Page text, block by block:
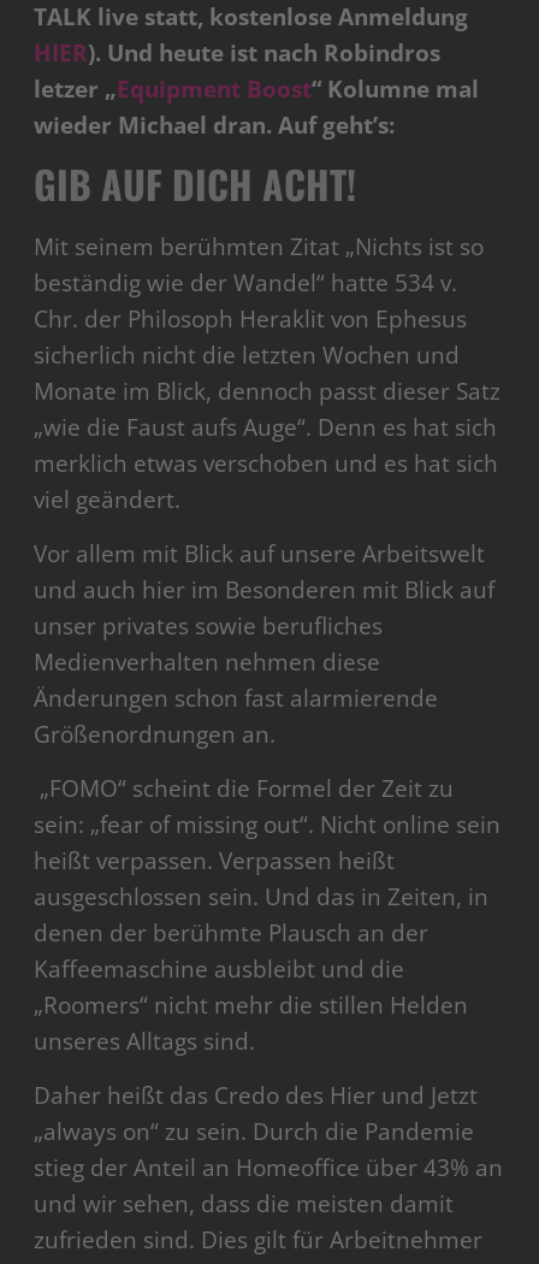
TALK live statt, kostenlose Anmeldung
HIER). Und heute ist nach Robindros
letzer „Equipment Boost“ Kolumne mal
wieder Michael dran. Auf geht’s:
GIB AUF DICH ACHT!
Mit seinem berühmten Zitat „Nichts ist so
beständig wie der Wandel“ hatte 534 v.
Chr. der Philosoph Heraklit von Ephesus
sicherlich nicht die letzten Wochen und
Monate im Blick, dennoch passt dieser Satz
„wie die Faust aufs Auge“. Denn es hat sich
merklich etwas verschoben und es hat sich
viel geändert.
Vor allem mit Blick auf unsere Arbeitswelt
und auch hier im Besonderen mit Blick auf
unser privates sowie berufliches
Medienverhalten nehmen diese
Änderungen schon fast alarmierende
Größenordnungen an.
„FOMO“ scheint die Formel der Zeit zu
sein: „fear of missing out“. Nicht online sein
heißt verpassen. Verpassen heißt
ausgeschlossen sein. Und das in Zeiten, in
denen der berühmte Plausch an der
Kaffeemaschine ausbleibt und die
„Roomers“ nicht mehr die stillen Helden
unseres Alltags sind.
Daher heißt das Credo des Hier und Jetzt
„always on“ zu sein. Durch die Pandemie
stieg der Anteil an Homeoffice über 43% an
und wir sehen, dass die meisten damit
zufrieden sind. Dies gilt für Arbeitnehmer